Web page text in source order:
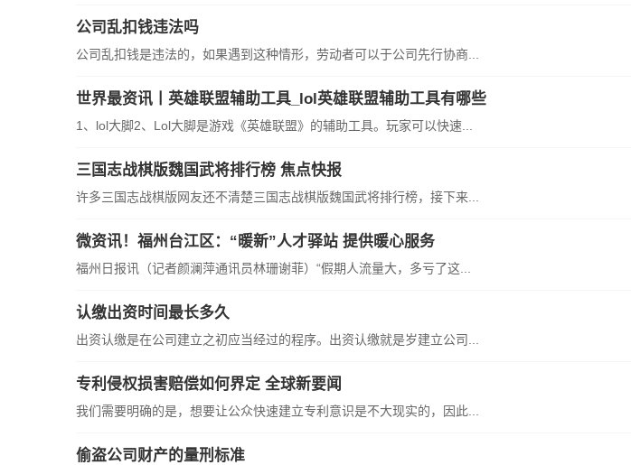
公司乱扣钱违法吗
公司乱扣钱是违法的，如果遇到这种情形，劳动者可以于公司先行协商...
世界最资讯丨英雄联盟辅助工具_lol英雄联盟辅助工具有哪些
1、lol大脚2、Lol大脚是游戏《英雄联盟》的辅助工具。玩家可以快速...
三国志战棋版魏国武将排行榜 焦点快报
许多三国志战棋版网友还不清楚三国志战棋版魏国武将排行榜，接下来...
微资讯！福州台江区：“暖新”人才驿站 提供暖心服务
福州日报讯（记者颜澜萍通讯员林珊谢菲）“假期人流量大，多亏了这...
认缴出资时间最长多久
出资认缴是在公司建立之初应当经过的程序。出资认缴就是岁建立公司...
专利侵权损害赔偿如何界定 全球新要闻
我们需要明确的是，想要让公众快速建立专利意识是不大现实的，因此...
偷盗公司财产的量刑标准